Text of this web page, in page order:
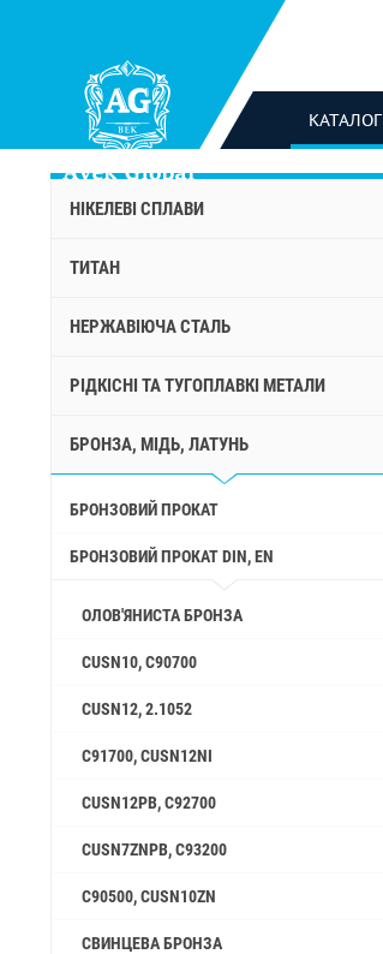
КАТАЛОГ
НІКЕЛЕВІ СПЛАВИ
ТИТАН
НЕРЖАВІЮЧА СТАЛЬ
РІДКІСНІ ТА ТУГОПЛАВКІ МЕТАЛИ
БРОНЗА, МІДЬ, ЛАТУНЬ
БРОНЗОВИЙ ПРОКАТ
БРОНЗОВИЙ ПРОКАТ DIN, EN
ОЛОВ'ЯНИСТА БРОНЗА
CUSN10, C90700
CUSN12, 2.1052
C91700, CUSN12NI
CUSN12PB, C92700
CUSN7ZNPB, C93200
C90500, CUSN10ZN
СВИНЦЕВА БРОНЗА